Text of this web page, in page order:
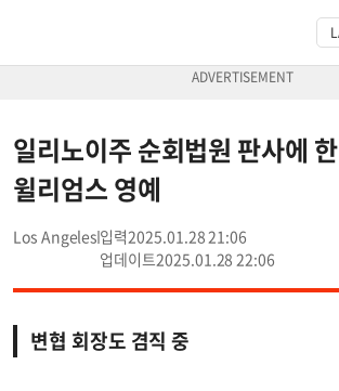
일리노이주 순회법원 판사에
윌리엄스 영예
Los Angeles
2025.01.28 21:06
2025.01.28 22:06
변협 회장도 겸직 중